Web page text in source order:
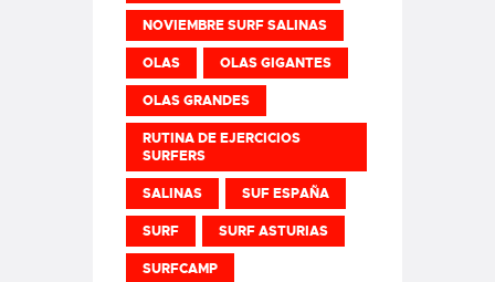
NOVIEMBRE SURF SALINAS
OLAS OLAS GIGANTES
OLAS GRANDES
RUTINA DE EJERCICIOS
SURFERS
SALINAS SUF ESPAÑA
SURF SURF ASTURIAS
SURFCAMP